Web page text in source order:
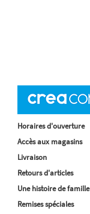
Horaires d'ouverture
Accès aux magasins
Livraison
Retours d'articles
Une histoire de famille
Remises spéciales